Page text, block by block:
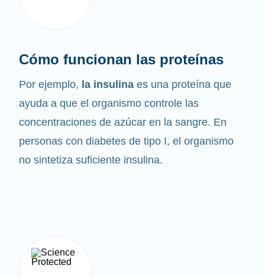
Cómo funcionan las proteínas
Por ejemplo, la insulina es una proteína que
ayuda a que el organismo controle las
concentraciones de azúcar en la sangre. En
personas con diabetes de tipo I, el organismo
no sintetiza suficiente insulina.